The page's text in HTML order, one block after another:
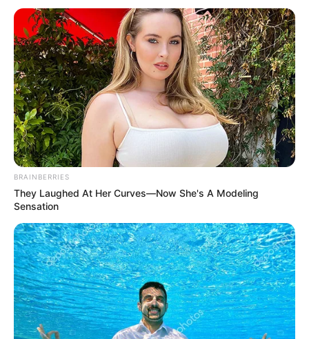
BRAINBERRIES
They Laughed At Her Curves—Now She's A Modeling
Sensation